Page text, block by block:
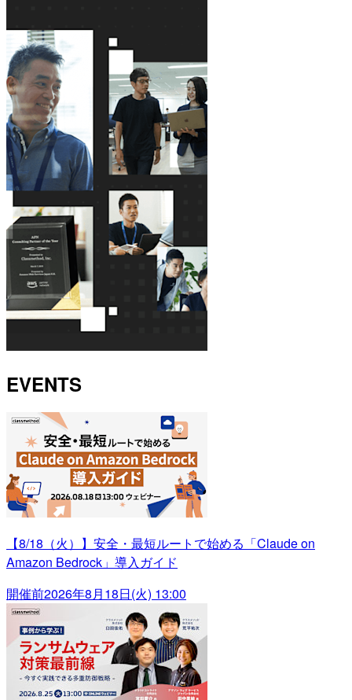
EVENTS
【8/18（火）】安全・最短ルートで始める「Claude on
Amazon Bedrock」導入ガイド
開催前2026年8月18日(火) 13:00